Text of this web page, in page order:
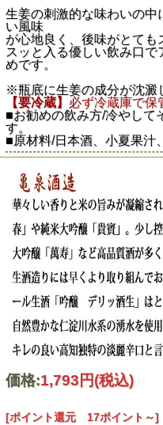
生姜の刺激的な味わいの
い風味
が心地良く、後味がとても
スッと入る優しい飲み口
めです。
※瓶底に生姜の成分が沈澱
【要冷蔵】 必ず冷蔵庫で保
■お勧めの飲み方/冷やして
す。
■原材料/日本酒、小夏果
価格:1,793円(税込)
[ポイント還元 17ポイント～]